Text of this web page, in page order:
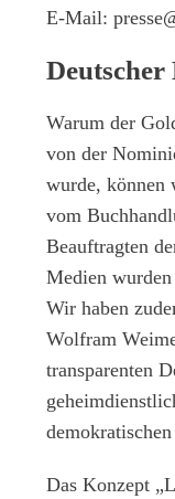
E-Mail:
Warum der
von der
wurde, können
vom
Beauftragten
Medien
Wir haben
Wolfram
transparenten
Das Konzept